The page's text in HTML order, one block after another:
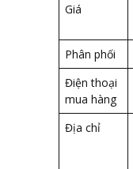
Giá
Phân phối
Điện thoại
mua hàng
Địa chỉ